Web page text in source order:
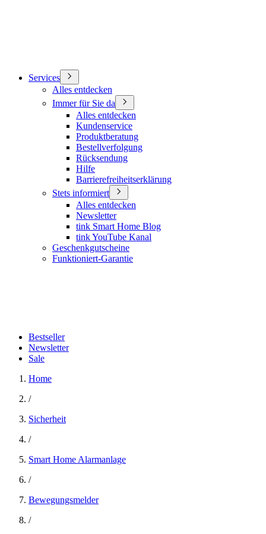
Services
Alles entdecken
Immer für Sie da
Alles entdecken
Kundenservice
Produktberatung
Bestellverfolgung
Rücksendung
Hilfe
Barrierefreiheitserklärung
Stets informiert
Alles entdecken
Newsletter
tink Smart Home Blog
tink YouTube Kanal
Geschenkgutscheine
Funktioniert-Garantie
Bestseller
Newsletter
Sale
Home
/
Sicherheit
/
Smart Home Alarmanlage
/
Bewegungsmelder
/